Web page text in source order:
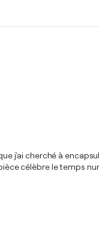
j'ai cherché à
célèbre le temps